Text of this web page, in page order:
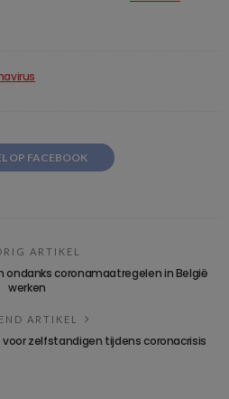
OP FACEBOOK
ARTIKEL
ondanks coronamaatregelen in België
werken
ARTIKEL
zelfstandigen tijdens coronacrisis